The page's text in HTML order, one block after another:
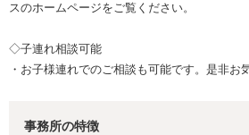
スのホームページをご覧ください。
◇子連れ相談可能
・お子様連れでのご相談も可能です。是非お
事務所の特徴